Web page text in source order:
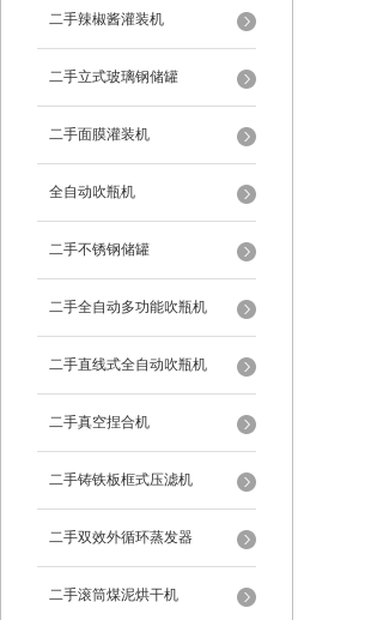
体机
二手辣椒酱灌装机
二手立式玻璃钢储罐
二手面膜灌装机
全自动吹瓶机
二手不锈钢储罐
二手全自动多功能吹瓶机
二手直线式全自动吹瓶机
二手真空捏合机
二手铸铁板框式压滤机
二手双效外循环蒸发器
二手滚筒煤泥烘干机